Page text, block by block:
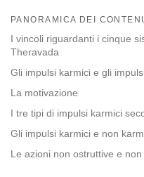
on
PANORAMICA DEI
I vincoli riguardanti i cinque
Theravada
Gli impulsi karmici e gli
La motivazione
I tre tipi di impulsi karmici
Gli impulsi karmici e non
Le azioni non ostruttive e